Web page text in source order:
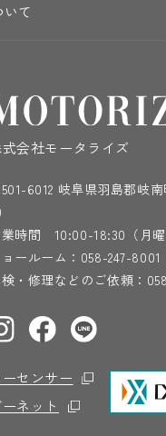
いて
会社モータライズ
6012 岐阜県羽島郡岐
時間 10:00-18:30（月曜
ールーム： 058-247-8001
・修理などのご依頼：
ーセンサー
ネット